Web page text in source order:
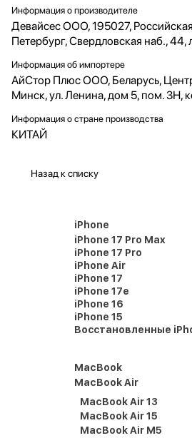
Информация о производителе
Девайсес ООО, 195027,
Петербург, Свердловская наб.,
Информация об импортере
АйСтор Плюс ООО, Беларусь,
Минск, ул. Ленина, дом 5, пом. 3Н,
Информация о стране производства
КИТАЙ
Назад к списку
iPhone
iPhone 17 Pro Max
iPhone 17 Pro
iPhone Air
iPhone 17
iPhone 17e
iPhone 16
iPhone 15
Восстановленные
MacBook
MacBook Air
MacBook Air 13
MacBook Air 15
MacBook Air M5